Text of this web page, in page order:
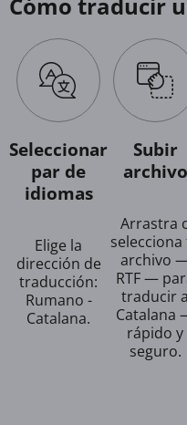
Seleccionar
par de
idiomas
Elige la
dirección de
traducción:
Rumano -
Catalana.
Subir
archivo
Arrastra
selecciona
archivo
RTF —
traducir a
Catalana
rápido y
seguro.